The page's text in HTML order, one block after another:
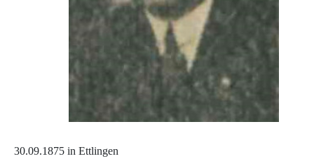
30.09.1875 in Ettlingen